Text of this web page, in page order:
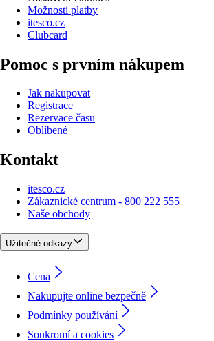
Možnosti platby
itesco.cz
Clubcard
Pomoc s prvním nákupem
Jak nakupovat
Registrace
Rezervace času
Oblíbené
Kontakt
itesco.cz
Zákaznické centrum - 800 222 555
Naše obchody
Užitečné odkazy
Cena
Nakupujte online bezpečně
Podmínky používání
Soukromí a cookies